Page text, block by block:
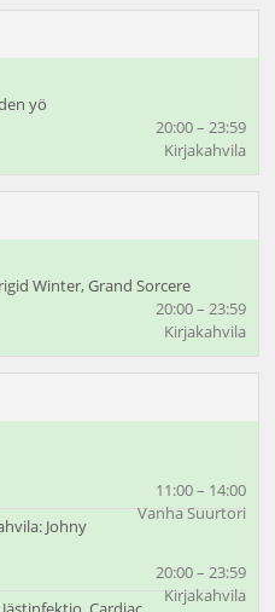
yö
20:00 – 23:59
Kirjakahvila
Winter, Grand Sorcere
20:00 – 23:59
Kirjakahvila
11:00 – 14:00
Vanha Suurtori
Johny
20:00 – 23:59
Kirjakahvila